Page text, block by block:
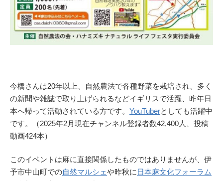
今橋さんは20年以上、自然農法で各種野菜を栽培され、多く
の新聞や雑誌で取り上げられるなどイギリスで活躍、昨年日
本へ帰って活動されている方です。 YouTuberとしても活躍中
です。（2025年2月現在チャンネル登録者数42,400人、投稿
動画424本）
このイベントは麻に直接関係したものではありませんが、伊
予市中山町での自然マルシェや昨秋に 日本麻文化フォーラム